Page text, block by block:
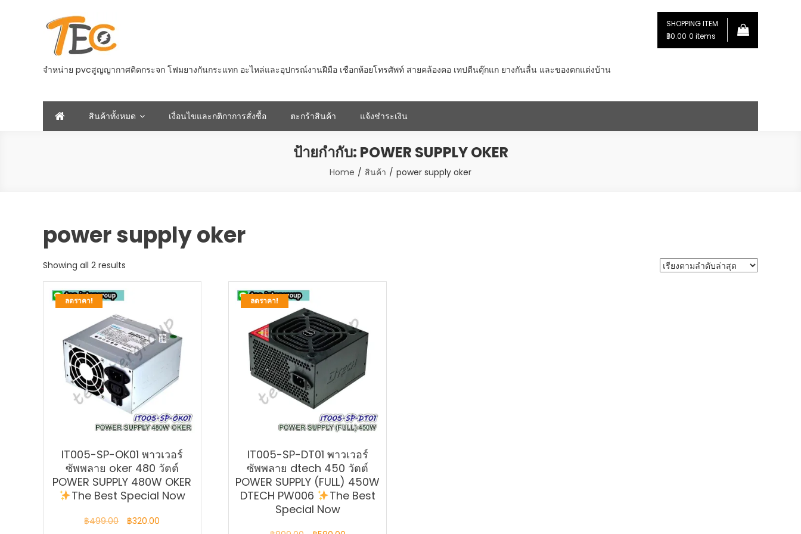
จำหน่าย pvcสูญญากาศติดกระจก โฟมยางกันกระแทก อะไหล่และอุปกรณ์งานฝีมือ เชือกห้อยโทรศัพท์ สายคล้องคอ เทปตีนตุ๊กแก ยางกันลื่น และของตกแต่งบ้าน
SHOPPING ITEM
฿0.00 0 items
สินค้าทั้งหมด เงื่อนไขและกติกาการสั่งซื้อ ตะกร้าสินค้า แจ้งชำระเงิน
ป้ายกำกับ: POWER SUPPLY OKER
Home สินค้า power supply oker
power supply oker
Showing all 2 results
by
ลดราคา!
IT005-SP-OK01 พาวเวอร์
ซัพพลาย oker 480 วัตต์
POWER SUPPLY 480W OKER
The Best Special Now
฿499.00
Original
฿320.00
ลดราคา!
IT005-SP-DT01 พาวเวอร์
ซัพพลาย dtech 450 วัตต์
POWER SUPPLY (FULL) 450W
DTECH PW006
The Best
Special Now